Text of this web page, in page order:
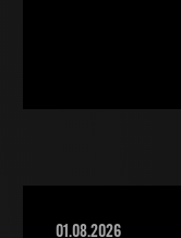
01.08.2026